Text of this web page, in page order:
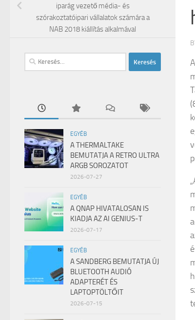
iparág vezető média- és
szórakoztatóipari vállalatok számára a
NAB 2018 kiállítás alkalmával
Keresés:
EGYÉB
A THERMALTAKE
BEMUTATJA A RETRO ULTRA
ARGB SOROZATOT
2026-07-27
EGYÉB
A QNAP HIVATALOSAN IS
KIADJA AZ AI GENIUS-T
2026-07-17
EGYÉB
A SANDBERG BEMUTATJA ÚJ
BLUETOOTH AUDIÓ
ADAPTERÉT ÉS
LAPTOPTÖLTŐIT
2026-07-15